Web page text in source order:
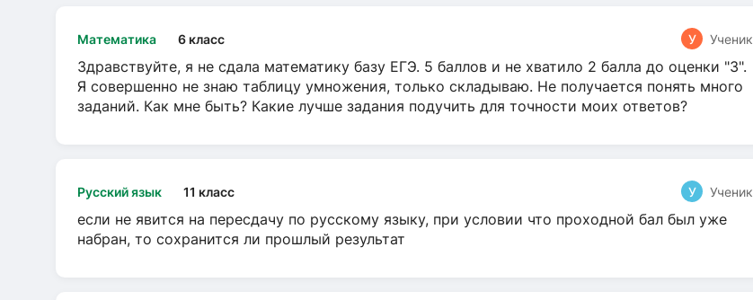
Математика 6 класс У Ученик
Здравствуйте, я не сдала математику базу ЕГЭ. 5 баллов и не хватило 2 балла до оценки "3".
Я совершенно не знаю таблицу умножения, только складываю. Не получается понять много
заданий. Как мне быть? Какие лучше задания подучить для точности моих ответов?
Русский язык 11 класс У Ученик
если не явится на пересдачу по русскому языку, при условии что проходной бал был уже
набран, то сохранится ли прошлый результат